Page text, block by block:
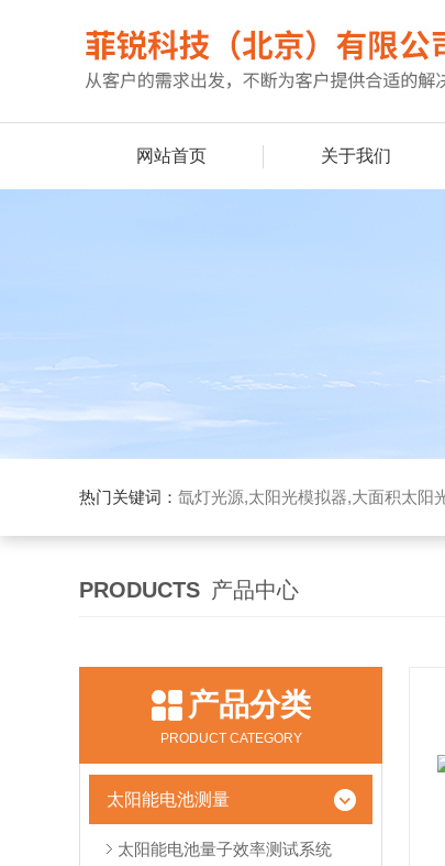
网站首页 关于我们
热门关键词： 氙灯光源,太阳光模拟器,大面积太阳
PRODUCTS 产品中心
产品分类
PRODUCT CATEGORY
太阳能电池测量
太阳能电池量子效率测试系统